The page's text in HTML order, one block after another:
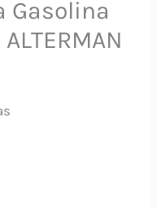
Gasolina